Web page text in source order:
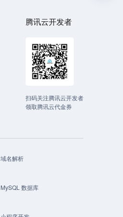
腾讯云开发者
扫码关注腾讯云开发者
领取腾讯云代金券
域名解析
MySQL 数据库